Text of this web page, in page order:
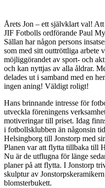
Årets Jon – ett självklart val!
JIF Fotbolls ordförande Paul
Sällan har någon persons
som med sitt outtröttliga arbete
möjliggörandet av sport- och
och kan nyttjas av alla åldrar.
delades ut i samband med en
ingen aning! Väldigt roligt!
Hans brinnande intresse för
utveckla föreningens
motiveringar till priset. Idag
i fotbollsklubben än någonsin
Helsingborg till Jonstorp med
Planen var att flytta tillbaka till
Nu är de utflugna för länge
planer på att flytta. I Jonstorp
skulptur av
blomsterbukett.